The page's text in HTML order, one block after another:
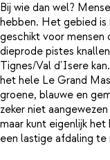
Bij wie dan wel?
hebben. Het gebied is
geschikt voor mensen
dieprode pistes
Tignes/Val d'Isere
het hele Le Grand
groene, blauwe en
zeker niet
maar kunt eigenlijk
een lastige afdaling